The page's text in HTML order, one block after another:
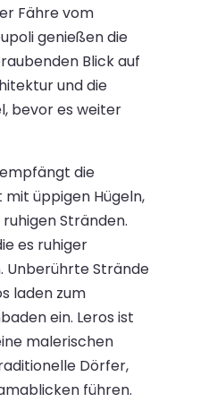
Fähre vom
genießen die
Blick auf
und die
bevor es weiter
die
üppigen Hügeln,
Stränden.
es ruhiger
Unberührte Strände
laden zum
ein. Leros ist
malerischen
Dörfer,
führen.